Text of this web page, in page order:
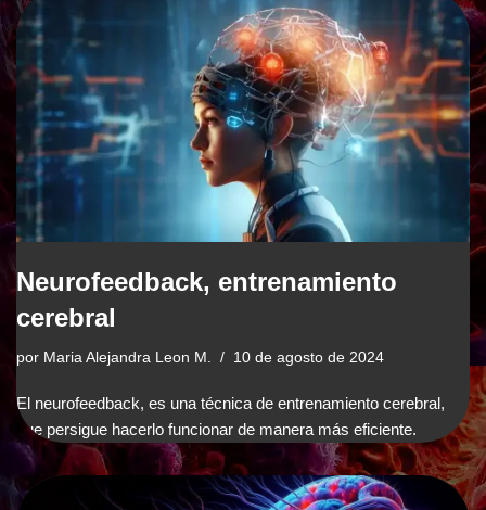
Neurofeedback, entrenamiento
cerebral
por Maria Alejandra Leon M. 10 de agosto de 2024
El neurofeedback, es una técnica de entrenamiento cerebral,
que persigue hacerlo funcionar de manera más eficiente.